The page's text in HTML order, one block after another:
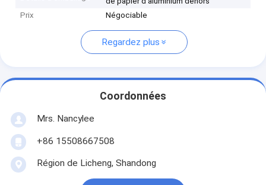
Prix
Négociable
Regardez plus
Coordonnées
Mrs. Nancylee
+86 15508667508
Région de Licheng, Shandong